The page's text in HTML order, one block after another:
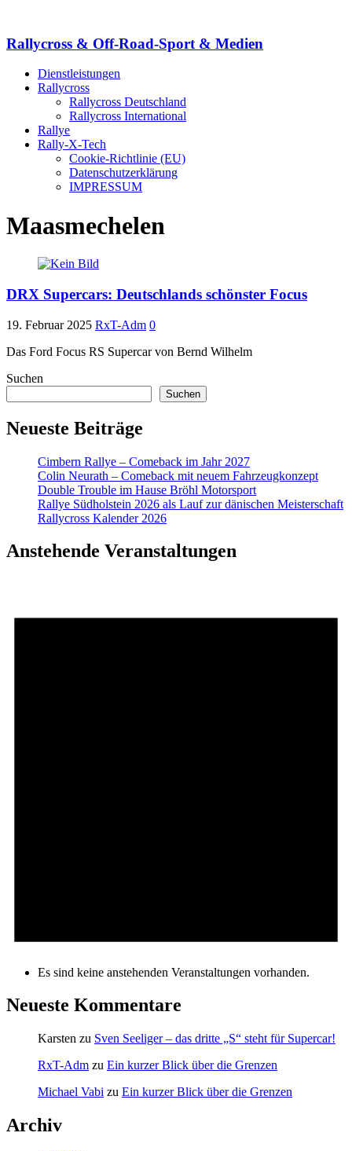
Rallycross & Off-Road-Sport & Medien
Dienstleistungen
Rallycross
Rallycross Deutschland
Rallycross International
Rallye
Rally-X-Tech
Cookie-Richtlinie (EU)
Datenschutzerklärung
IMPRESSUM
Maasmechelen
DRX Supercars: Deutschlands schönster Focus
19. Februar 2025 RxT-Adm 0
Das Ford Focus RS Supercar von Bernd Wilhelm
Suchen
Suchen
Neueste Beiträge
Cimbern Rallye – Comeback im Jahr 2027
Colin Neurath – Comeback mit neuem Fahrzeugkonzept
Double Trouble im Hause Bröhl Motorsport
Rallye Südholstein 2026 als Lauf zur dänischen Meisterschaft
Rallycross Kalender 2026
Anstehende Veranstaltungen
Es sind keine anstehenden Veranstaltungen vorhanden.
Neueste Kommentare
Karsten zu Sven Seeliger – das dritte „S“ steht für Supercar!
RxT-Adm zu Ein kurzer Blick über die Grenzen
Michael Vabi zu Ein kurzer Blick über die Grenzen
Archiv